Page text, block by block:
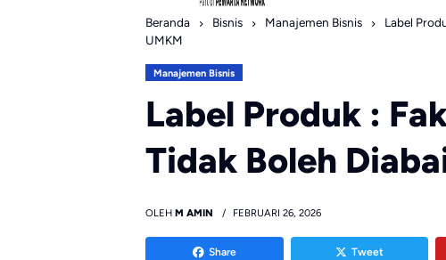
Beranda Bisnis Manajemen Bisnis
Label
UMKM
Manajemen Bisnis
Label Produk :
Tidak Boleh
OLEH M AMIN FEBRUARI 26, 2026
Share Tweet